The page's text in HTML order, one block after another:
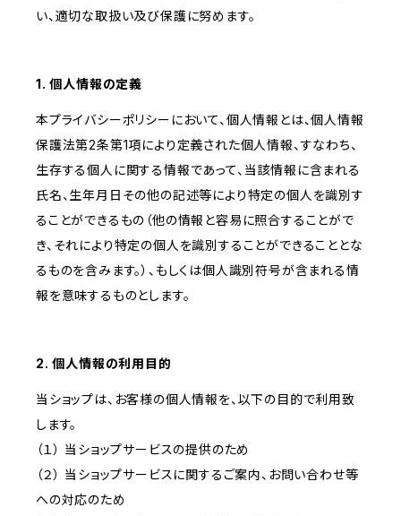
い、適切な取扱い及び保護に努めます。
1. 個人情報の定義
本プライバシーポリシーにおいて、個人情報とは、個人情報
保護法第2条第1項により定義された個人情報、すなわち、
生存する個人に関する情報であって、当該情報に含まれる
氏名、生年月日その他の記述等により特定の個人を識別す
ることができるもの（他の情報と容易に照合することがで
き、それにより特定の個人を識別することができることとな
るものを含みます。）、もしくは個人識別符号が含まれる情
報を意味するものとします。
2. 個人情報の利用目的
当ショップは、お客様の個人情報を、以下の目的で利用致
します。
（１） 当ショップサービスの提供のため
（２） 当ショップサービスに関するご案内、お問い合わせ等
への対応のため